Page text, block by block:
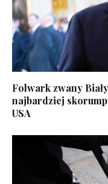
Folwark zwany
najbardziej
USA